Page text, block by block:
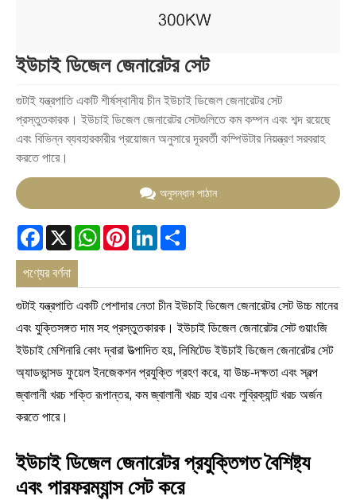
ইউচাই ডিজেল জেনারেটর সেট
গুটাই যন্ত্রপাতি একটি শীর্ষস্থানীয় চীন ইউচাই ডিজেল জেনারেটর সেট
প্রস্তুতকারক। ইউচাই ডিজেল জেনারেটর সেটগুলিতে কম কম্পন এবং শব্দ রয়েছে
এবং বিভিন্ন ব্যবহারকারীর প্রয়োজন অনুসারে দূরবর্তী কম্পিউটার নিয়ন্ত্রণ সরবরাহ
করতে পারে।
অনুসন্ধান পাঠান
Facebook
X WhatsApp
PinterestLinkedIn
পণ্যের বর্ণনা
গুটাই যন্ত্রপাতি একটি পেশাদার নেতা চীন ইউচাই ডিজেল জেনারেটর সেট উচ্চ মানের
এবং যুক্তিসঙ্গত দাম সহ প্রস্তুতকারক। ইউচাই ডিজেল জেনারেটর সেট গুয়াংজি
ইউচাই মেশিনারি কোং দ্বারা উত্পাদিত হয়, লিমিটেড ইউচাই ডিজেল জেনারেটর সেট
অ্যাডভান্সড ফুয়েল ইনজেকশন প্রযুক্তি গ্রহণ করে, যা উচ্চ-দক্ষতা এবং স্বল্প
জ্বালানী খরচ শক্তি রূপান্তর, কম জ্বালানী খরচ হার এবং লুব্রিক্যান্ট খরচ অর্জন
করতে পারে।
ইউচাই ডিজেল জেনারেটর প্রযুক্তিগত বৈশিষ্ট্য
এবং পারফরম্যান্স সেট করে